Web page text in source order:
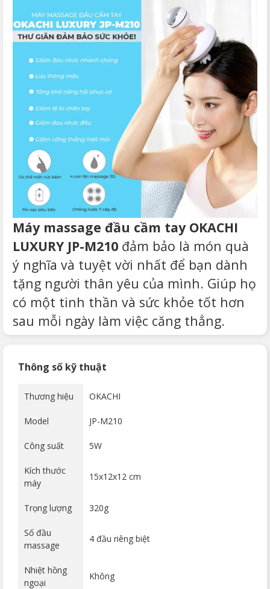
Máy massage đầu cầm tay OKACHI
LUXURY JP-M210 đảm bảo là món quà
ý nghĩa và tuyệt vời nhất để bạn dành
tặng người thân yêu của mình. Giúp họ
có một tinh thần và sức khỏe tốt hơn
sau mỗi ngày làm việc căng thẳng.
Thông số kỹ thuật
Thương hiệu OKACHI
Model JP-M210
Công suất 5W
Kích thước
máy
15x12x12 cm
Trọng lượng 320g
Số đầu
massage
4 đầu riêng biệt
Nhiệt hồng
ngoại
Không